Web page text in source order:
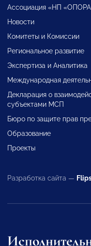
Ассоциация «НП
Новости
Комитеты и Комиссии
Региональное развитие
Экспертиза и Аналитика
Международная
Декларация о
субъектами МСП
Бюро по защите прав
Образование
Проекты
Разработка сайта —